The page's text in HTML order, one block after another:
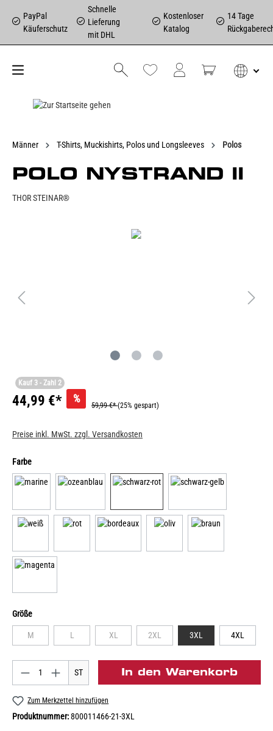
PayPal
Käuferschutz
Schnelle
Lieferung
mit DHL
Kostenloser
Katalog
14 Tage
Männer T-Shirts, Muckishirts, Polos und Longsleeves Polos
POLO NYSTRAND II
THOR STEINAR®
Kauf 3 - Zahl 2
44,99 €* %
59,99 €*(25% gespart)
Preise inkl. MwSt. zzgl. Versandkosten
Farbe
Größe
M L XL 2XL 3XL 4XL
ST In den Warenkorb
Zum Merkzettel hinzufügen
Produktnummer:800011466-21-3XL